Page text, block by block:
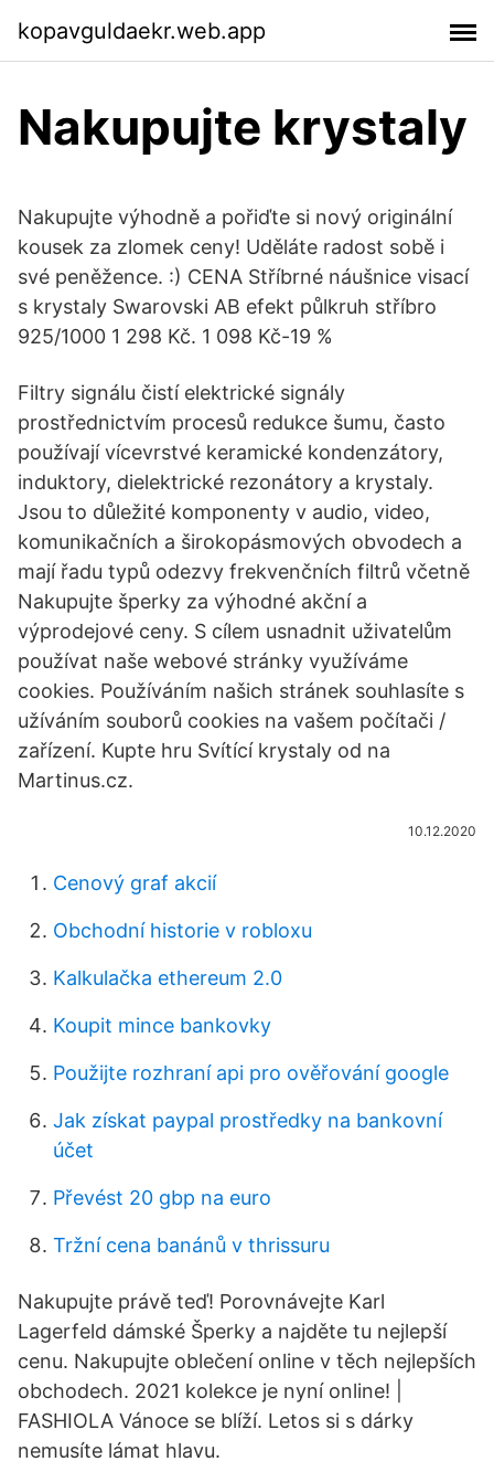
kopavguldaekr.web.app
Nakupujte krystaly
Nakupujte výhodně a pořiďte si nový originální
kousek za zlomek ceny! Uděláte radost sobě i
své peněžence. :) CENA Stříbrné náušnice visací
s krystaly Swarovski AB efekt půlkruh stříbro
925/1000 1 298 Kč. 1 098 Kč-19 %
Filtry signálu čistí elektrické signály
prostřednictvím procesů redukce šumu, často
používají vícevrstvé keramické kondenzátory,
induktory, dielektrické rezonátory a krystaly.
Jsou to důležité komponenty v audio, video,
komunikačních a širokopásmových obvodech a
mají řadu typů odezvy frekvenčních filtrů včetně
Nakupujte šperky za výhodné akční a
výprodejové ceny. S cílem usnadnit uživatelům
používat naše webové stránky využíváme
cookies. Používáním našich stránek souhlasíte s
užíváním souborů cookies na vašem počítači /
zařízení. Kupte hru Svítící krystaly od na
Martinus.cz.
10.12.2020
Cenový graf akcií
Obchodní historie v robloxu
Kalkulačka ethereum 2.0
Koupit mince bankovky
Použijte rozhraní api pro ověřování google
Jak získat paypal prostředky na bankovní
účet
Převést 20 gbp na euro
Tržní cena banánů v thrissuru
Nakupujte právě teď! Porovnávejte Karl
Lagerfeld dámské Šperky a najděte tu nejlepší
cenu. Nakupujte oblečení online v těch nejlepších
obchodech. 2021 kolekce je nyní online! |
FASHIOLA Vánoce se blíží. Letos si s dárky
nemusíte lámat hlavu.